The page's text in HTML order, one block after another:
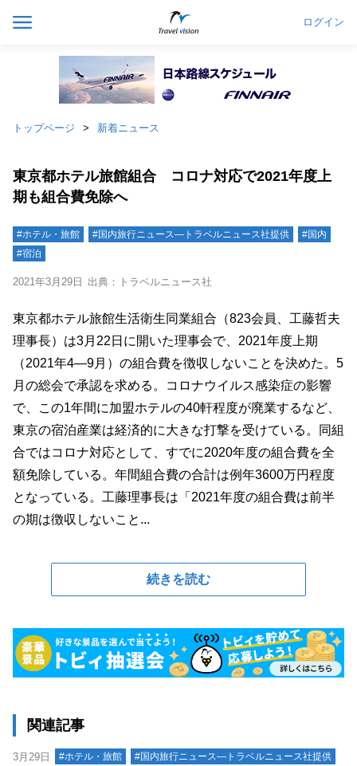
ログイン
トップページ 新着ニュース
東京都ホテル旅館組合 コロナ対応で2021年度上
期も組合費免除へ
#ホテル・旅館 #国内旅行ニュース―トラベルニュース社提供
#国内
#宿泊
2021年3月29日 出典：トラベルニュース社
東京都ホテル旅館生活衛生同業組合（823会員、工藤哲夫
理事長）は3月22日に開いた理事会で、2021年度上期
（2021年4―9月）の組合費を徴収しないことを決めた。5
月の総会で承認を求める。コロナウイルス感染症の影響
で、この1年間に加盟ホテルの40軒程度が廃業するなど、
東京の宿泊産業は経済的に大きな打撃を受けている。同組
合ではコロナ対応として、すでに2020年度の組合費を全
額免除している。年間組合費の合計は例年3600万円程度
となっている。工藤理事長は「2021年度の組合費は前半
の期は徴収しないこと...
続きを読む
関連記事
3月29日 #ホテル・旅館
#国内旅行ニュース―トラベルニュース社提供